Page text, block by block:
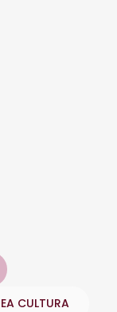
CULTURA